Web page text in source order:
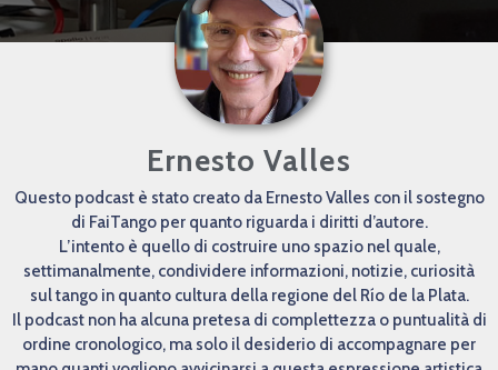
Ernesto Valles
Questo podcast è stato creato da Ernesto Valles con il sostegno
di FaiTango per quanto riguarda i diritti d’autore.
L’intento è quello di costruire uno spazio nel quale,
settimanalmente, condividere informazioni, notizie, curiosità
sul tango in quanto cultura della regione del Río de la Plata.
Il podcast non ha alcuna pretesa di complettezza o puntualità di
ordine cronologico, ma solo il desiderio di accompagnare per